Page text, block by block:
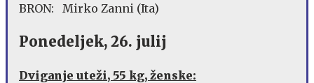
BRON: Mirko Zanni (Ita)
Ponedeljek, 26. julij
Dviganje uteži, 55 kg, ženske: